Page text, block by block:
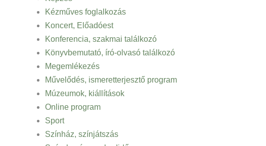
Kézműves foglalkozás
Koncert, Előadóest
Konferencia, szakmai találkozó
Könyvbemutató, író-olvasó találkozó
Megemlékezés
Művelődés, ismeretterjesztő program
Múzeumok, kiállítások
Online program
Sport
Színház, színjátszás